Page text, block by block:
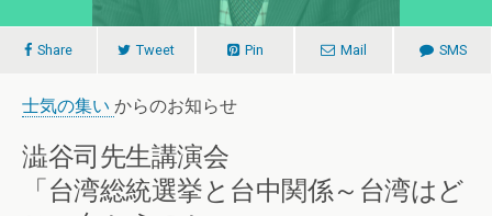
Share Tweet Pin Mail SMS
士気の集い からのお知らせ
澁谷司先生講演会
「台湾総統選挙と台中関係～台湾はど